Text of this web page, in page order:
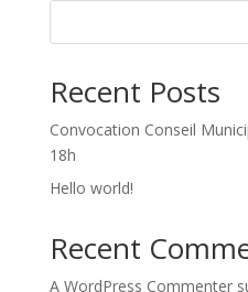
Recent Posts
Convocation Conseil
18h
Hello world!
Recent
A WordPress Commenter